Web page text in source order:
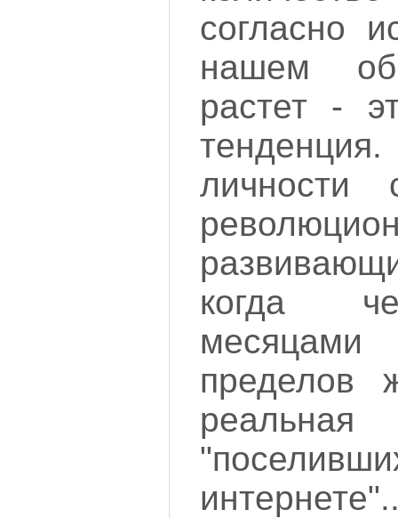
согласно
нашем
растет -
тенденция.
личности
когда
пределов
реальная